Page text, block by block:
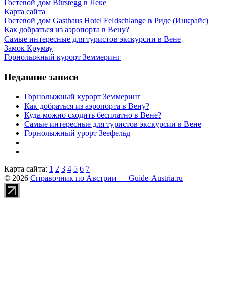
Гостевой дом Bürstegg в Леке
Карта сайта
Гостевой дом Gasthaus Hotel Feldschlange в Риде (Инкрайс)
Как добраться из аэропорта в Вену?
Самые интересные для туристов экскурсии в Вене
Замок Крумау
Горнолыжный курорт Земмеринг
Недавние записи
Горнолыжный курорт Земмеринг
Как добраться из аэропорта в Вену?
Куда можно сходить бесплатно в Вене?
Самые интересные для туристов экскурсии в Вене
Горнолыжный урорт Зеефельд
Карта сайта: 1 2 3 4 5 6 7
© 2026 Справочник по Австрии — Guide-Austria.ru